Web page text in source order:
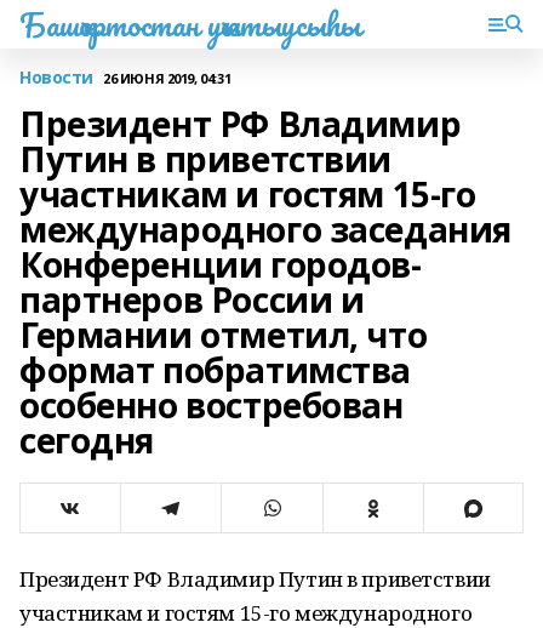
Башҡортостан уҡытыусыһы
Новости 26 ИЮНЯ 2019, 04:31
Президент РФ Владимир
Путин в приветствии
участникам и гостям 15-го
международного заседания
Конференции городов-
партнеров России и
Германии отметил, что
формат побратимства
особенно востребован
сегодня
Президент РФ Владимир Путин в приветствии
участникам и гостям 15-го международного